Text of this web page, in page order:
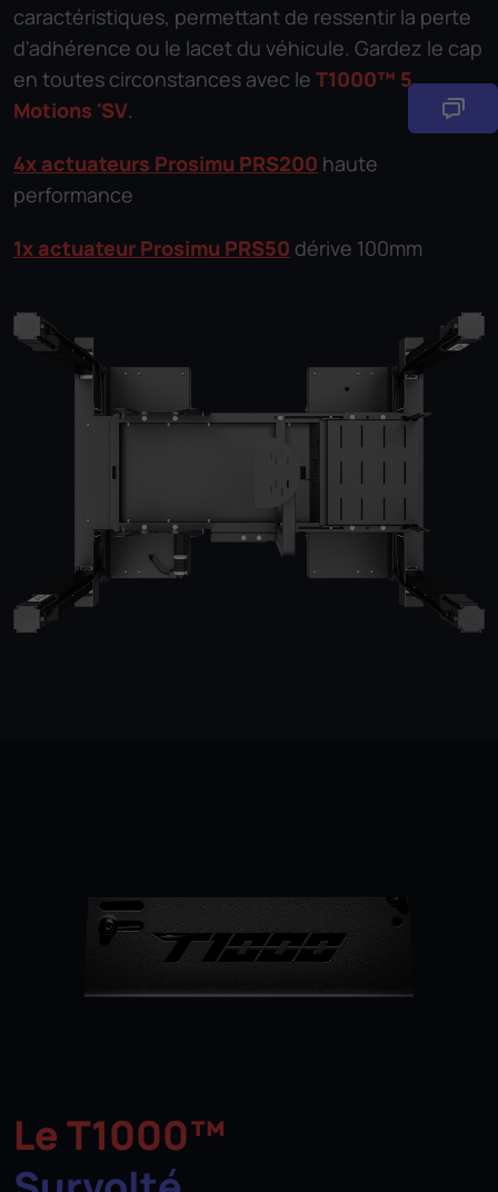
caractéristiques, permettant de ressentir la perte
d'adhérence ou le lacet du véhicule. Gardez le cap
en toutes circonstances avec le T1000™ 5
Motions 'SV.
4x actuateurs Prosimu PRS200 haute
performance
1x actuateur Prosimu PRS50 dérive 100mm
Le T1000™